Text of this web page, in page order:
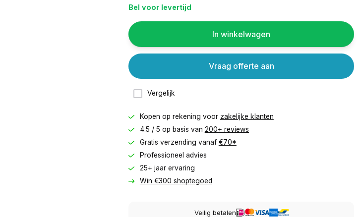
Bel voor levertijd
In winkelwagen
Vergelijk
Vraag offerte aan
Kopen op rekening voor zakelijke klanten
4.5 / 5 op basis van 200+ reviews
Gratis verzending vanaf €70*
Professioneel advies
25+ jaar ervaring
Win €300 shoptegoed
Veilig betalen